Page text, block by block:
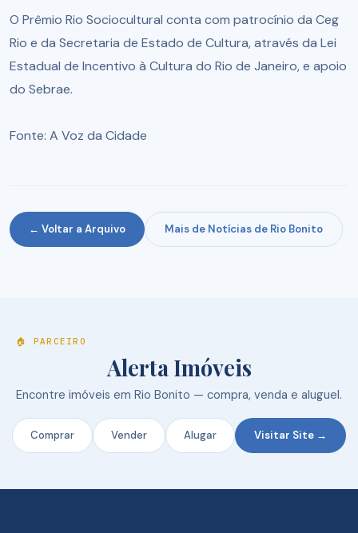
O Prêmio Rio Sociocultural conta com patrocínio da Ceg
Rio e da Secretaria de Estado de Cultura, através da Lei
Estadual de Incentivo à Cultura do Rio de Janeiro, e apoio
do Sebrae.
Fonte: A Voz da Cidade
← Voltar a Arquivo Mais de Notícias de Rio Bonito
🏠 PARCEIRO
Alerta Imóveis
Encontre imóveis em Rio Bonito — compra, venda e aluguel.
Comprar Vender Alugar Visitar Site →